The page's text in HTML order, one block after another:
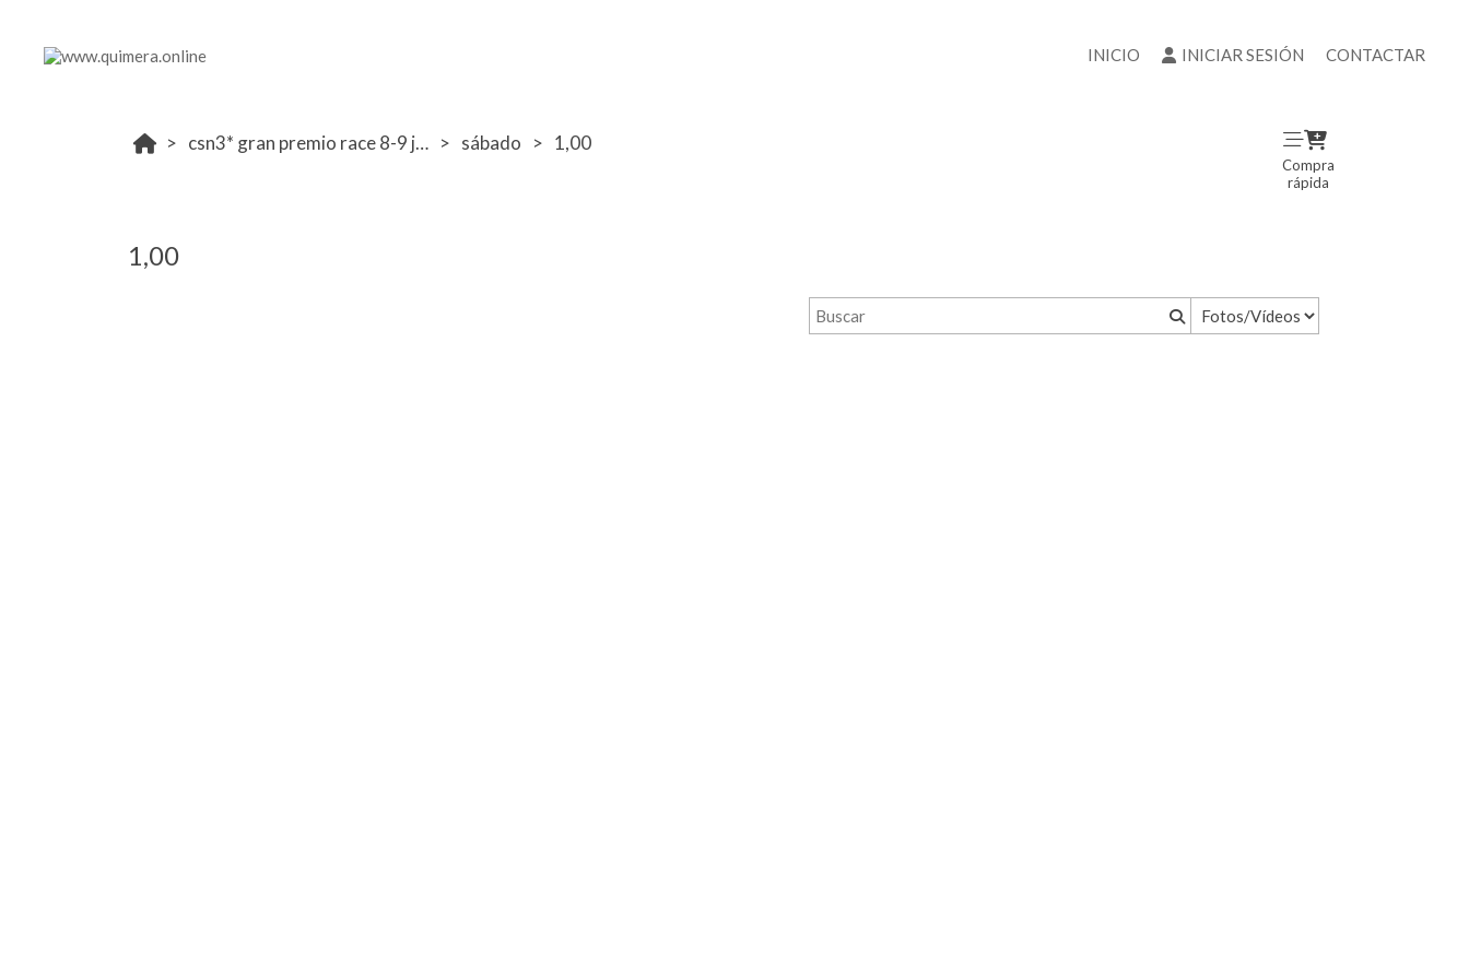
INICIO INICIAR SESIÓN CONTACTAR
csn3* gran premio race 8-9 junio sábado 1,00
Compra
rápida
1,00